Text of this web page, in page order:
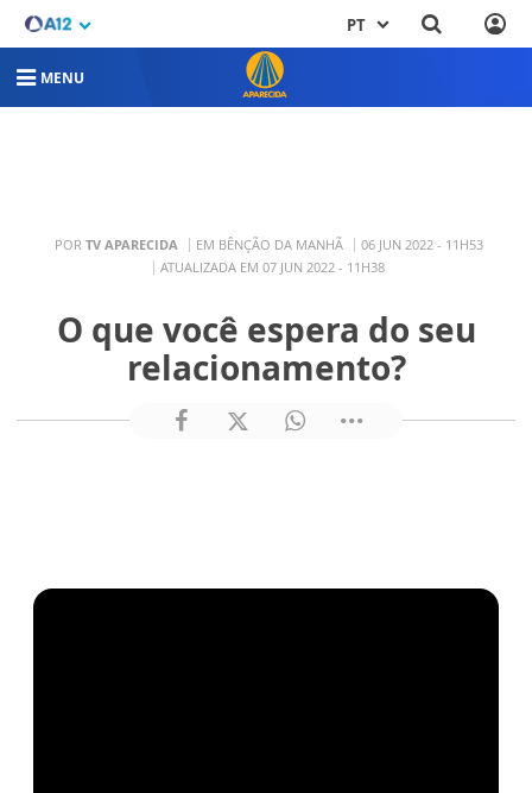
PT
MENU
POR TV APARECIDA EM BÊNÇÃO DA MANHÃ
06 JUN 2022 - 11H53
ATUALIZADA EM 07 JUN 2022 - 11H38
O que você espera do seu
relacionamento?